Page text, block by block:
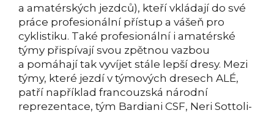
a amatérských jezdců), kteří vkládají do své
práce profesionální přístup a vášeň pro
cyklistiku. Také profesionální i amatérské
týmy přispívají svou zpětnou vazbou
a pomáhají tak vyvíjet stále lepší dresy. Mezi
týmy, které jezdí v týmových dresech ALÉ,
patří například francouzská národní
reprezentace, tým Bardiani CSF, Neri Sottoli-